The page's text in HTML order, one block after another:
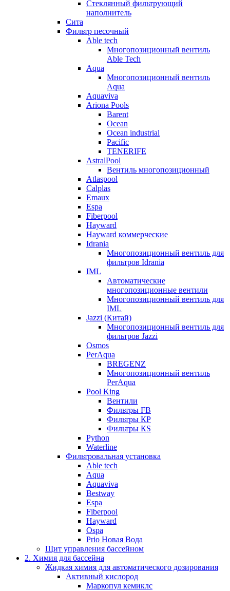
Стеклянный фильтрующий
наполнитель
Сита
Фильтр песочный
Able tech
Многопозиционный вентиль
Able Tech
Aqua
Многопозиционный вентиль
Aqua
Aquaviva
Ariona Pools
Barent
Ocean
Ocean industrial
Pacific
TENERIFE
AstralPool
Вентиль многопозиционный
Atlaspool
Calplas
Emaux
Espa
Fiberpool
Hayward
Hayward коммерческие
Idrania
Многопозиционный вентиль для
фильтров Idrania
IML
Автоматические
многопозиционные вентили
Многопозиционный вентиль для
IML
Jazzi (Китай)
Многопозиционный вентиль для
фильтров Jazzi
Osmos
PerAqua
BREGENZ
Многопозиционный вентиль
PerAqua
Pool King
Вентили
Фильтры FB
Фильтры КP
Фильтры КS
Python
Waterline
Фильтровальная установка
Able tech
Aqua
Aquaviva
Bestway
Espa
Fiberpool
Hayward
Ospa
Prio Новая Вода
Щит управления бассейном
2. Химия для бассейна
Жидкая химия для автоматического дозирования
Активный кислород
Маркопул кемиклс